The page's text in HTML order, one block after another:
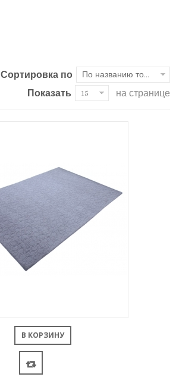
Сортировка по По названию товара, от А до Я
Показать 15 на странице
В КОРЗИНУ